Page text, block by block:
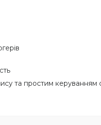
та простим керуванням